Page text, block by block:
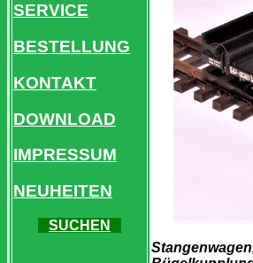
SERVICE
BESTELLUNG
KONTAKT
DOWNLOAD
IMPRESSUM
NEUHEITEN
SUCHEN